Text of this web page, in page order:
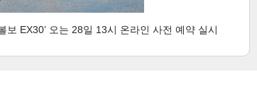
보 EX30’ 오는 28일 13시 온라인 사전 예약 실시